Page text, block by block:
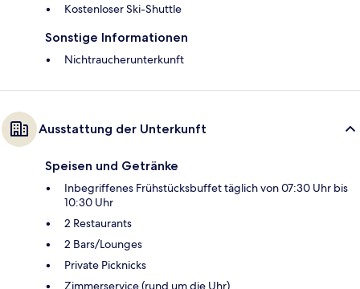
Kostenloser Ski-Shuttle
Sonstige Informationen
Nichtraucherunterkunft
Ausstattung der Unterkunft
Speisen und Getränke
Inbegriffenes Frühstücksbuffet täglich von 07:30 Uhr bis
10:30 Uhr
2 Restaurants
2 Bars/Lounges
Private Picknicks
Zimmerservice (rund um die Uhr)